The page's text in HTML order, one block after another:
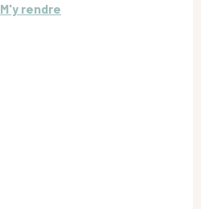
M'y rendre